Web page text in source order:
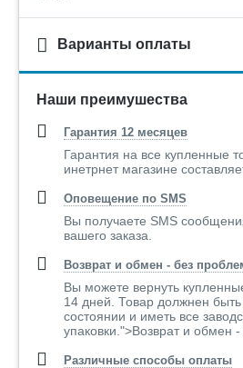
Варианты оплаты
Наши преимушества
Гарантия 12 месяцев
Гарантия на все купленные
инетрнет магазине
Оповещение по SMS
Вы получаете SMS
вашего заказа.
Возврат и обмен - без
Вы можете вернуть
14 дней. Товар должнен
состоянии и иметь все
упаковки.">Возврат и обмен
Различные способы оплаты